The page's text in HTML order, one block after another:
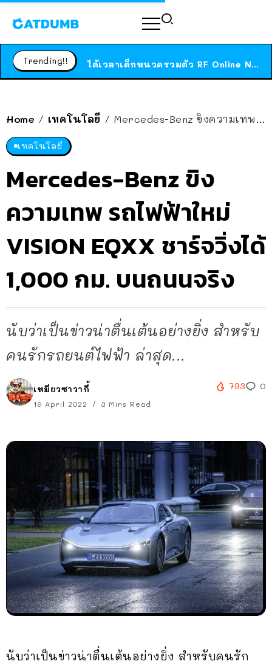
Trending!!
Home / เทคโนโลยี / Mercedes-Benz ขิงความเทพ รถไฟฟ้าใหม่ VISION EQXX ชาร์จวิ่งได้ 1,000 กม. บนถนนจริง
เทคโนโลยี
Mercedes-Benz ขิง
ความเทพ รถไฟฟ้าใหม่
VISION EQXX ชาร์จวิ่งได้
1,000 กม. บนถนนจริง
นับว่าเป็นข่าวน่าตื่นเต้นอย่างยิ่ง สำหรับ
คนรักรถยนต์ไฟฟ้า ล่าสุด...
เหมียวซาวากี้
19 April 2022 3 Mins Read
793 0
นับว่าเป็นข่าวน่าตื่นเต้นอย่างยิ่ง สำหรับคนรัก